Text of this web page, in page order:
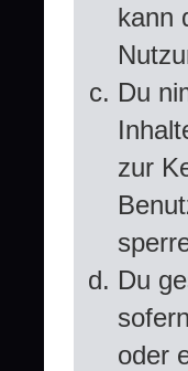
kann
Du
zur
Du
oder